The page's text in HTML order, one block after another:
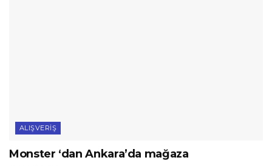
ALIŞVERIŞ
Monster ‘dan Ankara’da mağaza